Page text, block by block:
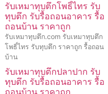
รับเหมาทุบตึกโพธิ์ไทร รับ
ทุบตึก รับรื้อถอนอาคาร รื้อ
ถอนบ้าน ราคาถูก
รับเหมาทุบตึก.com รับเหมาทุบตึก
โพธิ์ไทร รับทุบตึก ราคาถูก รื้อถอน
บ้าน
รับเหมาทุบตึกปลาปาก รับ
ทุบตึก รับรื้อถอนอาคาร รื้อ
ถอนบ้าน ราคาถูก